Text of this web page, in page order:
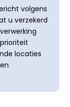
volgens
u verzekerd
locaties